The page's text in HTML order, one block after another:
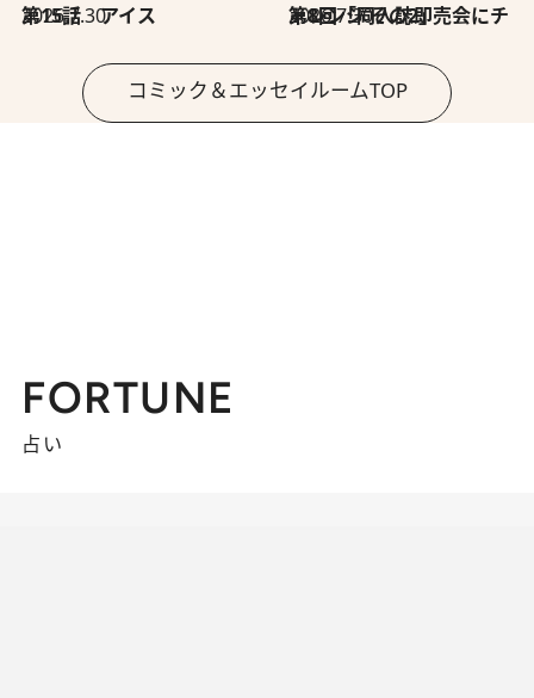
2026.7.30
第15話 アイス 2026.7.30
第8回「同人誌即売会にチャレンジ その2」
コミック＆エッセイルームTOP
FORTUNE
占い